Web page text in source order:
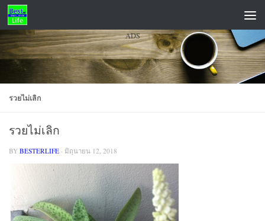
Skip to content
ADS
รวยไม่เลิก
รวยไม่เลิก
BY BESTERLIFE · มิถุนายน 12, 2018